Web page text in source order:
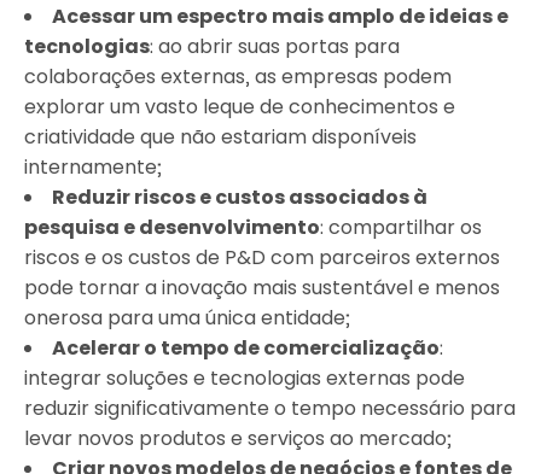
Acessar um espectro mais amplo de ideias e
tecnologias: ao abrir suas portas para
colaborações externas, as empresas podem
explorar um vasto leque de conhecimentos e
criatividade que não estariam disponíveis
internamente;
Reduzir riscos e custos associados à
pesquisa e desenvolvimento: compartilhar os
riscos e os custos de P&D com parceiros externos
pode tornar a inovação mais sustentável e menos
onerosa para uma única entidade;
Acelerar o tempo de comercialização:
integrar soluções e tecnologias externas pode
reduzir significativamente o tempo necessário para
levar novos produtos e serviços ao mercado;
Criar novos modelos de negócios e fontes de